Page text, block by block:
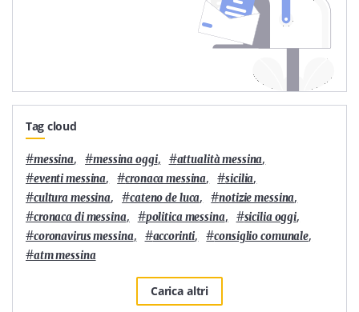
Tag cloud
#messina, #messina oggi, #attualità messina,
#eventi messina, #cronaca messina, #sicilia,
#cultura messina, #cateno de luca, #notizie messina,
#cronaca di messina, #politica messina, #sicilia oggi,
#coronavirus messina, #accorinti, #consiglio comunale,
#atm messina
Carica altri